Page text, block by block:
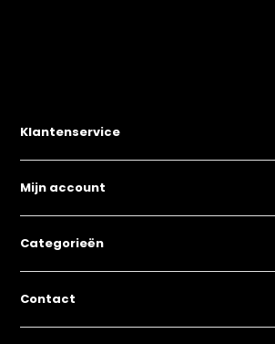
Klantenservice
Mijn account
Categorieën
Contact